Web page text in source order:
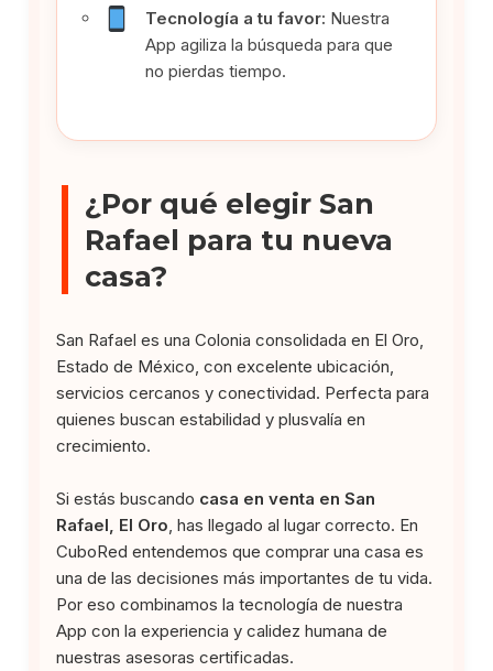
Tecnología a tu favor: Nuestra
App agiliza la búsqueda para que
no pierdas tiempo.
¿Por qué elegir San
Rafael para tu nueva
casa?
San Rafael es una Colonia consolidada en El Oro,
Estado de México, con excelente ubicación,
servicios cercanos y conectividad. Perfecta para
quienes buscan estabilidad y plusvalía en
crecimiento.
Si estás buscando casa en venta en San
Rafael, El Oro , has llegado al lugar correcto. En
CuboRed entendemos que comprar una casa es
una de las decisiones más importantes de tu vida.
Por eso combinamos la tecnología de nuestra
App con la experiencia y calidez humana de
nuestras asesoras certificadas.